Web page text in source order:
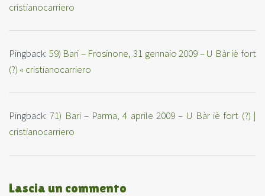
cristianocarriero
Pingback: 59) Bari – Frosinone, 31 gennaio 2009 – U Bàr iè fort
(?) « cristianocarriero
Pingback:71) Bari – Parma, 4 aprile 2009 – U Bàr iè fort (?) |
cristianocarriero
Lascia un commento